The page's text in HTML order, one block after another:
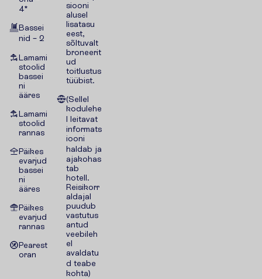
4*
Bassei
nid – 2
Lamami
stoolid
bassei
ni
ääres
Lamami
stoolid
rannas
Päikes
evarjud
bassei
ni
ääres
Päikes
evarjud
rannas
Pearest
oran
siooni
alusel
lisatasu
eest,
sõltuvalt
broneerit
ud
toitlustus
tüübist.
(Sellel
kodulehe
l leitavat
informats
iooni
haldab ja
ajakohas
tab
hotell.
Reisikorr
aldajal
puudub
vastutus
antud
veebileh
el
avaldatu
d teabe
kohta)